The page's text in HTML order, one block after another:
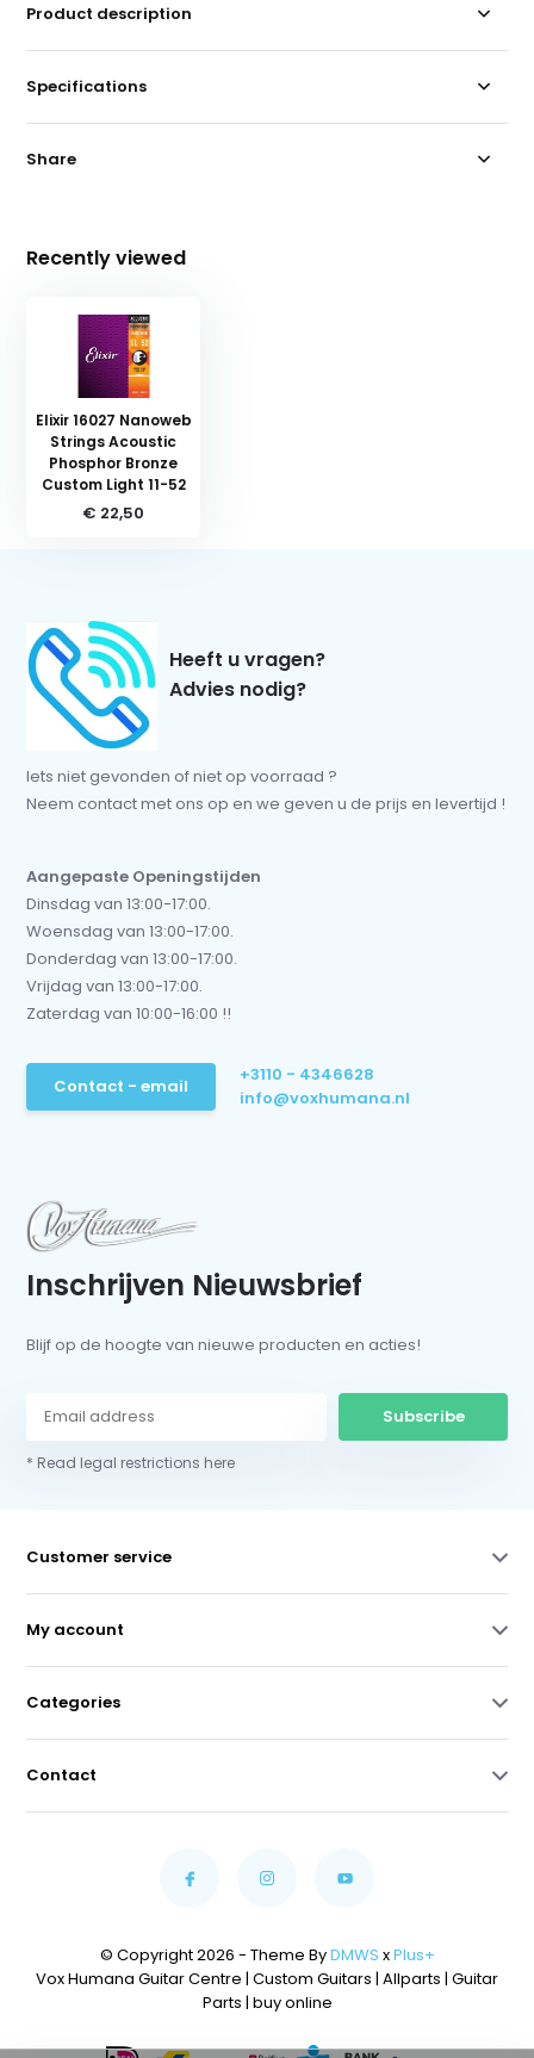
Product description
Specifications
Share
Recently viewed
Elixir 16027 Nanoweb
Strings Acoustic
Phosphor Bronze
Custom Light 11-52
€ 22,50
Heeft u vragen?
Advies nodig?
Iets niet gevonden of niet op voorraad ?
Neem contact met ons op en we geven u de prijs en levertijd !
Aangepaste Openingstijden
Dinsdag van 13:00-17:00.
Woensdag van 13:00-17:00.
Donderdag van 13:00-17:00.
Vrijdag van 13:00-17:00.
Zaterdag van 10:00-16:00 !!
Contact - email
+3110 - 4346628
info@voxhumana.nl
Inschrijven Nieuwsbrief
Blijf op de hoogte van nieuwe producten en acties!
Subscribe
* Read legal restrictions here
Customer service
My account
Categories
Contact
© Copyright 2026 - Theme ByDMWS xPlus+
Vox Humana Guitar Centre | Custom Guitars | Allparts | Guitar
Parts | buy online